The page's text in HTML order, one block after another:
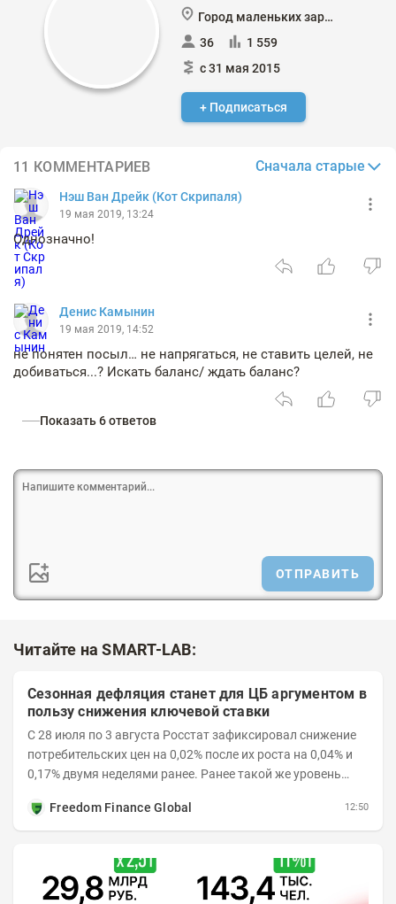
Город маленьких зарплат
36
1 559
с 31 мая 2015
+ Подписаться
11 КОММЕНТАРИЕВ Сначала старые
Нэш Ван Дрейк (Кот Скрипаля)
19 мая 2019, 13:24
Однозначно!
Денис Камынин
19 мая 2019, 14:52
не понятен посыл… не напрягаться, не ставить целей, не
добиваться...? Искать баланс/ ждать баланс?
Показать 6 ответов
ОТПРАВИТЬ
Читайте на SMART-LAB:
Сезонная дефляция станет для ЦБ аргументом в
пользу снижения ключевой ставки
С 28 июля по 3 августа Росстат зафиксировал снижение
потребительских цен на 0,02% после их роста на 0,04% и
0,17% двумя неделями ранее. Ранее такой же уровень
Freedom Finance Global
12:50